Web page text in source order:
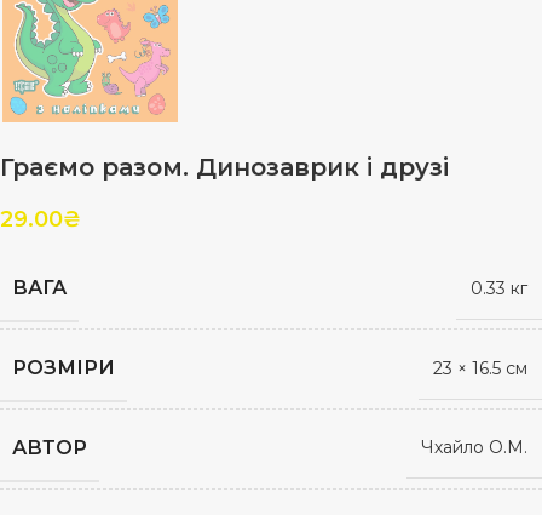
Граємо разом. Динозаврик і друзі
29.00₴
ВАГА 0.33 кг
РОЗМІРИ 23 × 16.5 см
АВТОР Чхайло О.М.